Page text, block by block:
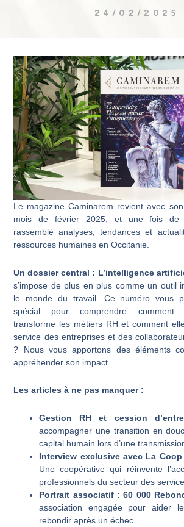
24/02/2025
Le magazine Caminarem revient avec
mois de février 2025, et une fois de
rassemblé analyses, tendances et
ressources humaines en Occitanie.
Un dossier central : L’intelligence
s’impose de plus en plus comme un outil
le monde du travail. Ce numéro vous
spécial pour comprendre comment
transforme les métiers RH et comment
service des entreprises et des
? Nous vous apportons des éléments
appréhender son impact.
Les articles à ne pas manquer :
Gestion RH et cession
accompagner une transition en
capital humain lors d’une
Interview exclusive avec La
Une coopérative qui réinvente
professionnels du secteur des
Portrait associatif : 60 000
association engagée pour aider
rebondir après un échec.